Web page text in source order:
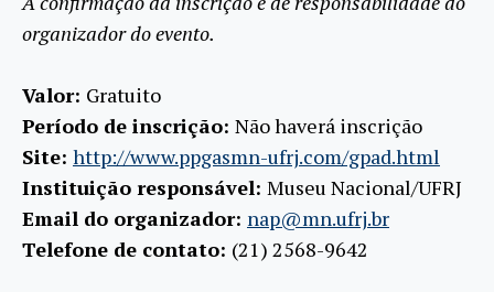
organizador do evento.
Valor: Gratuito
Período de inscrição: Não haverá inscrição
Site: http://www.ppgasmn-ufrj.com/gpad.html
Instituição responsável: Museu Nacional/UFRJ
Email do organizador: nap@mn.ufrj.br
Telefone de contato: (21) 2568-9642